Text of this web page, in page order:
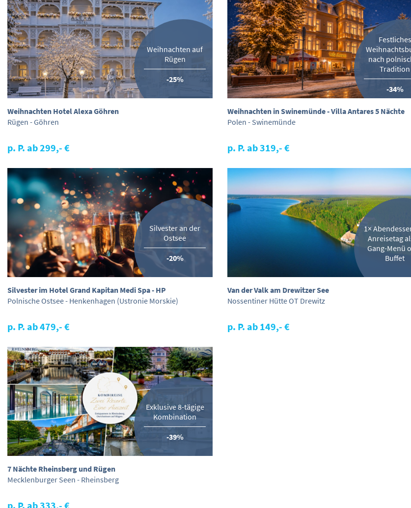
Weihnachten auf
Rügen
-25%
Weihnachten Hotel Alexa Göhren
Rügen - Göhren
p. P. ab 299,- €
Festliches
nach
Tradition
-34%
Weihnachten in Swinemünde - Villa Antares 5 Nächte
Polen - Swinemünde
p. P. ab 319,- €
Silvester an der
Ostsee
-20%
Silvester im Hotel Grand Kapitan Medi Spa - HP
Polnische Ostsee - Henkenhagen (Ustronie Morskie)
p. P. ab 479,- €
1×
Anreisetag
Gang-Menü
Buffet
Van der Valk am Drewitzer See
Nossentiner Hütte OT Drewitz
p. P. ab 149,- €
Exklusive 8-tägige
Kombination
-39%
7 Nächte Rheinsberg und Rügen
Mecklenburger Seen - Rheinsberg
p. P. ab 333,- €